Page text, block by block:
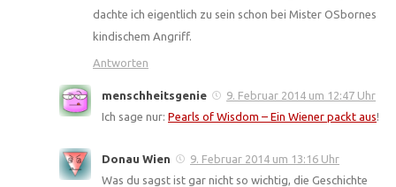
dachte ich eigentlich zu sein schon bei Mister OSbornes
kindischem Angriff.
Antworten
menschheitsgenie
9. Februar 2014 um 12:47 Uhr
Ich sage nur: Pearls of Wisdom – Ein Wiener packt aus!
Donau Wien
9. Februar 2014 um 13:16 Uhr
Was du sagst ist gar nicht so wichtig, die Geschichte